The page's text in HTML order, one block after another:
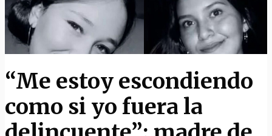
“Me estoy escondiendo
como si yo fuera la